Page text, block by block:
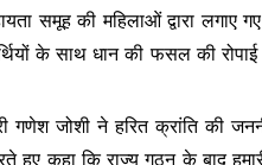
समूह की महिलाओं द्वारा लगाए गए
के साथ धान की फसल की
गणेश जोशी ने हरित क्रांति की
हुए कहा कि राज्य गठन के बाद